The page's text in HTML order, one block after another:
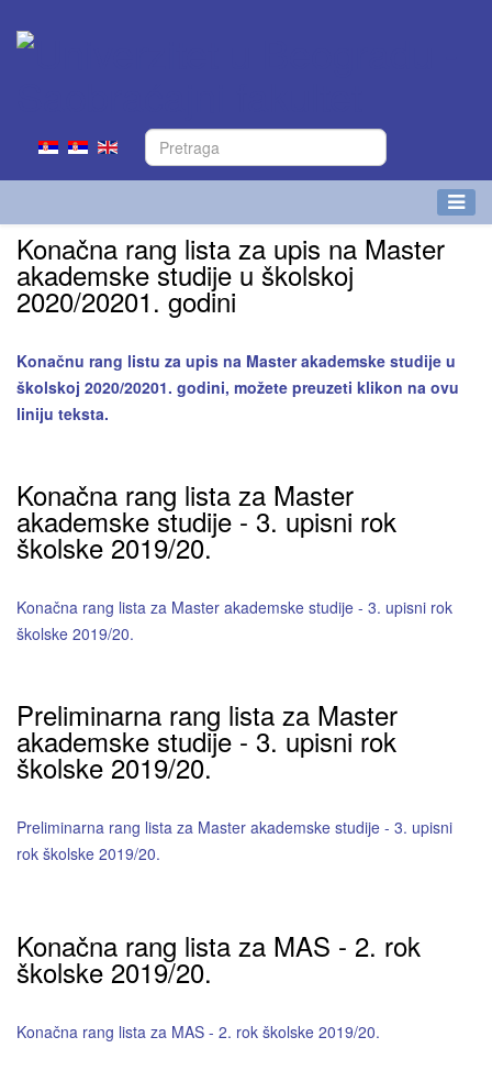
Konačna rang lista za upis na Master
akademske studije u školskoj
2020/20201. godini
Konačnu rang listu za upis na Master akademske studije u
školskoj 2020/20201. godini, možete preuzeti klikon na ovu
liniju teksta.
Konačna rang lista za Master
akademske studije - 3. upisni rok
školske 2019/20.
Konačna rang lista za Master akademske studije - 3. upisni rok
školske 2019/20.
Preliminarna rang lista za Master
akademske studije - 3. upisni rok
školske 2019/20.
Preliminarna rang lista za Master akademske studije - 3. upisni
rok školske 2019/20.
Konačna rang lista za MAS - 2. rok
školske 2019/20.
Konačna rang lista za MAS - 2. rok školske 2019/20.